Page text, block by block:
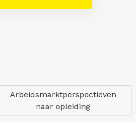
Arbeidsmarktperspectieven
naar opleiding